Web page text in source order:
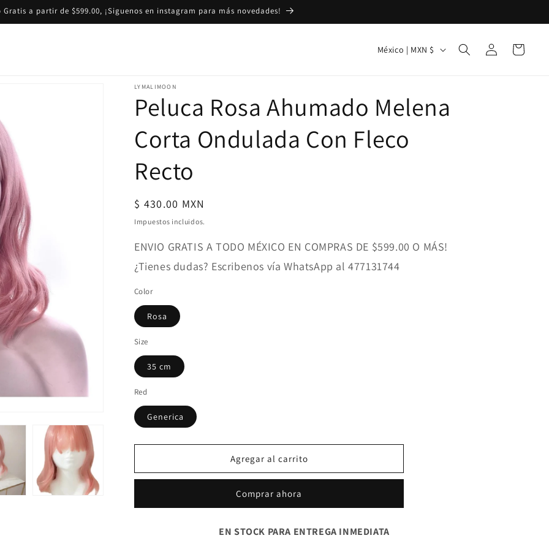
Gratis a partir de $599.00, ¡Siguenos en instagram para más novedades!
r
México | MXN $
Iniciar
sesión
Carrito
LYMALIMOON
Peluca Rosa Ahumado Melena
Corta Ondulada Con Fleco
Recto
Precio
habitual
$ 430.00 MXN
Impuestos incluidos.
ENVIO GRATIS A TODO MÉXICO EN COMPRAS DE $599.00 O MÁS!
¿Tienes dudas? Escribenos vía WhatsApp al 477131744
Color
Rosa
Size
35 cm
Red
Generica
Agregar al carrito
Comprar ahora
EN STOCK PARA ENTREGA INMEDIATA